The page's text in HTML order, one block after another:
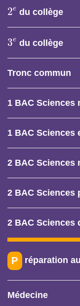
2e
2e du collège
3e
3e du collège
Tronc commun
1 BAC Sciences
1 BAC Sciences
2 BAC Sciences
2 BAC Sciences
2 BAC Sciences
P réparation
Médecine